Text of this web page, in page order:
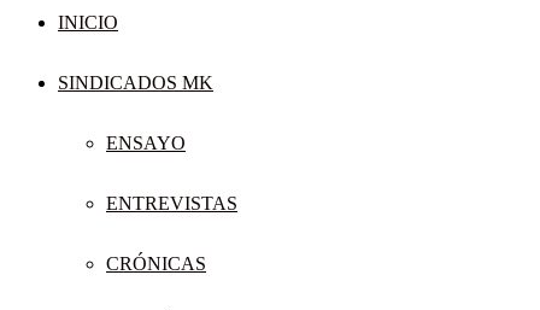
INICIO
SINDICADOS MK
ENSAYO
ENTREVISTAS
CRÓNICAS